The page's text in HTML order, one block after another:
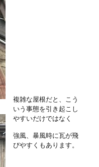
複雑な屋根だと、こう
いう事態を引き起こし
やすいだけではなく
強風、暴風時に瓦が飛
びやすくもあります。